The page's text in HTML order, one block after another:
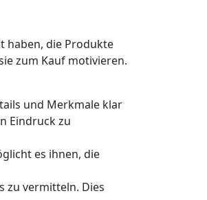
haben, die Produkte
zum Kauf motivieren.
und Merkmale klar
Eindruck zu
es ihnen, die
zu vermitteln. Dies